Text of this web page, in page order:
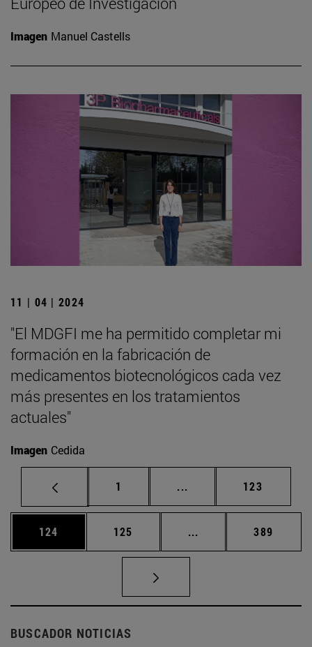
Imagen Manuel Castells
11 | 04 | 2024
"El MDGFI me ha permitido completar mi
formación en la fabricación de
medicamentos biotecnológicos cada vez
más presentes en los tratamientos
actuales"
Imagen Cedida
Página
1 ... Páginas intermedias
Página
123
Página
124 Página
125 ... Páginas intermedias
Página
389
BUSCADOR NOTICIAS